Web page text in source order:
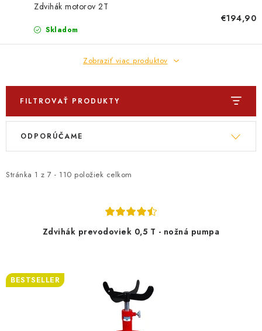
Doplnkové služby Profigaráž.sk
Darček k objednávke
Nákup na splátky Quatro - Profigaráž.sk
Kalkulačka Quatro
Zdvihák motorov 2T
Skladom
€194,90
Zobraziť viac produktov
FILTROVAŤ PRODUKTY
V
i
u
k
Stránka 1 z 7 - 110 položiek celkom
R
e
o
d
ODPORÚČAME
Zdvihák prevodoviek 0,5 T - nožná pumpa
BESTSELLER